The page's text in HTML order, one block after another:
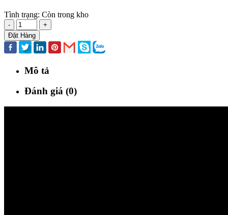
Tình trạng: Còn trong kho
-
+
Đặt Hàng
Mô tả
Đánh giá (0)